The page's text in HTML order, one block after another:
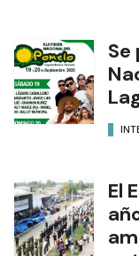
Se
El